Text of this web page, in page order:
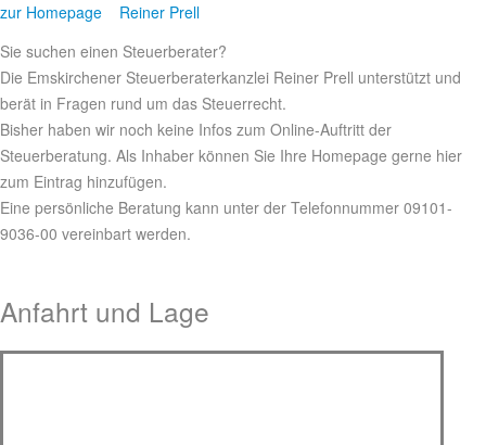
zur Homepage Reiner Prell
Sie suchen einen Steuerberater?
Die Emskirchener Steuerberaterkanzlei Reiner Prell unterstützt und
berät in Fragen rund um das Steuerrecht.
Bisher haben wir noch keine Infos zum Online-Auftritt der
Steuerberatung. Als Inhaber können Sie Ihre Homepage gerne hier
zum Eintrag hinzufügen.
Eine persönliche Beratung kann unter der Telefonnummer 09101-
9036-00 vereinbart werden.
Anfahrt und Lage